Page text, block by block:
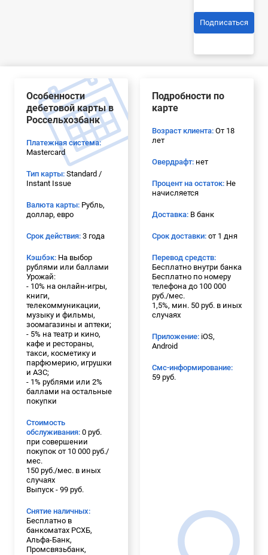
Подписаться
Особенности
дебетовой карты в
Россельхозбанк
Платежная система:
Mastercard
Тип карты: Standard /
Instant Issue
Валюта карты: Рубль,
доллар, евро
Срок действия: 3 года
Кэшбэк: На выбор
рублями или баллами
Урожай:
- 10% на онлайн-игры,
книги,
телекоммуникации,
музыку и фильмы,
зоомагазины и аптеки;
- 5% на театр и кино,
кафе и рестораны,
такси, косметику и
парфюмерию, игрушки
и АЗС;
- 1% рублями или 2%
баллами на остальные
покупки
Стоимость
обслуживания: 0 руб.
при совершении
покупок от 10 000 руб./
мес.
150 руб./мес. в иных
случаях
Выпуск - 99 руб.
Снятие наличных:
Бесплатно в
банкоматах РСХБ,
Альфа-Банк,
Промсвязьбанк,
Подробности по
карте
Возраст клиента: От 18
лет
Овердрафт: нет
Процент на остаток: Не
начисляется
Доставка: В банк
Срок доставки: от 1 дня
Перевод средств:
Бесплатно внутри банка
Бесплатно по номеру
телефона до 100 000
руб./мес.
1,5%, мин. 50 руб. в иных
случаях
Приложение: iOS,
Android
Смс-информирование:
59 руб.